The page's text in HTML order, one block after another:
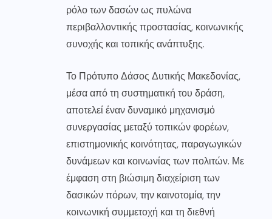
ρόλο των δασών ως πυλώνα
περιβαλλοντικής προστασίας, κοινωνικής
συνοχής και τοπικής ανάπτυξης.
Το Πρότυπο Δάσος Δυτικής Μακεδονίας,
μέσα από τη συστηματική του δράση,
αποτελεί έναν δυναμικό μηχανισμό
συνεργασίας μεταξύ τοπικών φορέων,
επιστημονικής κοινότητας, παραγωγικών
δυνάμεων και κοινωνίας των πολιτών. Με
έμφαση στη βιώσιμη διαχείριση των
δασικών πόρων, την καινοτομία, την
κοινωνική συμμετοχή και τη διεθνή